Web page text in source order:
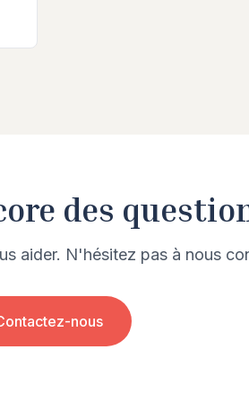
des
aider. N'hésitez pas à nous
nous